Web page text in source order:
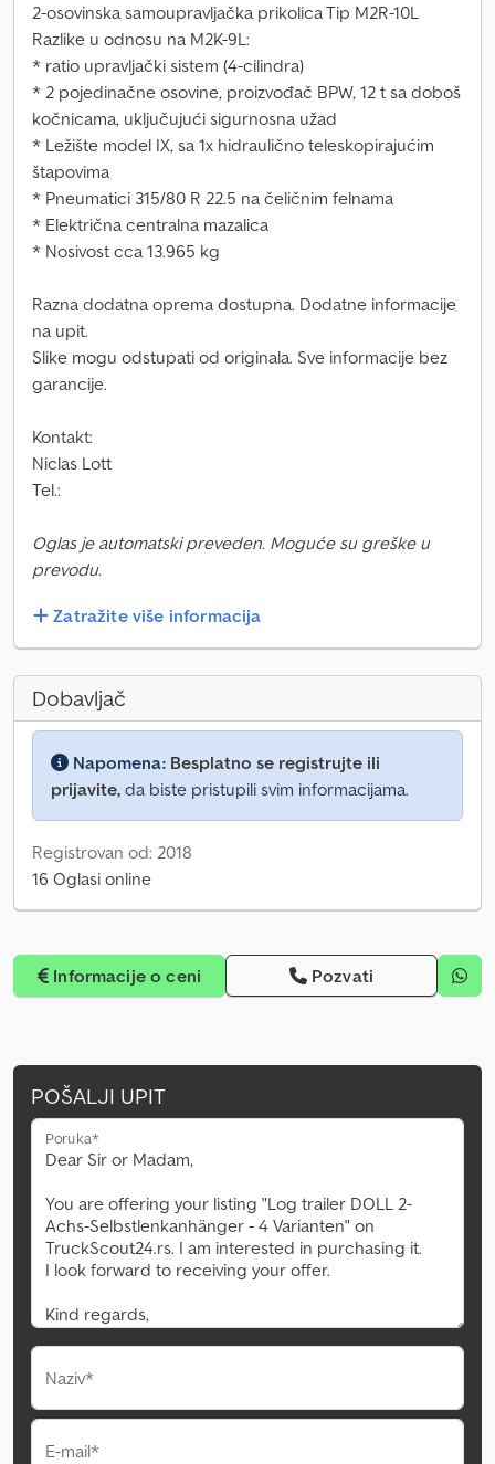
2-osovinska samoupravljačka prikolica Tip M2R-10L
Razlike u odnosu na M2K-9L:
* ratio upravljački sistem (4-cilindra)
* 2 pojedinačne osovine, proizvođač BPW, 12 t sa doboš
kočnicama, uključujući sigurnosna užad
* Ležište model IX, sa 1x hidraulično teleskopirajućim
štapovima
* Pneumatici 315/80 R 22.5 na čeličnim felnama
* Električna centralna mazalica
* Nosivost cca 13.965 kg
Razna dodatna oprema dostupna. Dodatne informacije
na upit.
Slike mogu odstupati od originala. Sve informacije bez
garancije.
Kontakt:
Niclas Lott
Tel.:
Oglas je automatski preveden. Moguće su greške u
prevodu.
Zatražite više informacija
Dobavljač
Napomena: Besplatno se registrujte ili
prijavite, da biste pristupili svim informacijama.
Registrovan od: 2018
16 Oglasi online
Informacije o ceni Pozvati
POŠALJI UPIT
Poruka*
Naziv*
E-mail*